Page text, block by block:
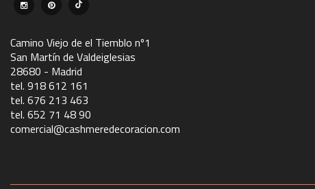
Camino Viejo de el Tiemblo nº1
San Martín de Valdeiglesias
28680 - Madrid
tel. 918 612 161
tel. 676 213 463
tel. 652 71 48 90
comercial@cashmeredecoracion.com